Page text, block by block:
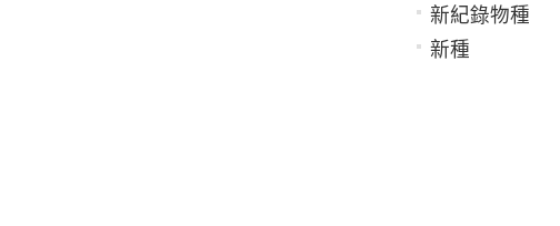
新紀錄物種
新種